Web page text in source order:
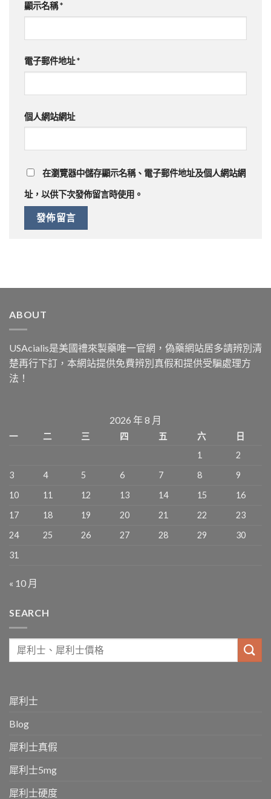
顯示名稱*
電子郵件地址*
個人網站網址
在瀏覽器中儲存顯示名稱、電子郵件地址及個人網站網
址，以供下次發佈留言時使用。
ABOUT
USAcialis是美國禮來製藥唯一官網，偽藥網站居多請辨別清
楚再行下訂，本網站提供免費辨別真假和提供受騙處理方
法！
2026 年 8 月
一 二 三 四 五 六
日
1
2
3
4 5 6 7 8
9
10
11 12 13 14 15
16
17
18 19 20 21 22
23
24
25 26 27 28 29
30
31
« 10 月
SEARCH
犀利士
Blog
犀利士真假
犀利士5mg
犀利士硬度